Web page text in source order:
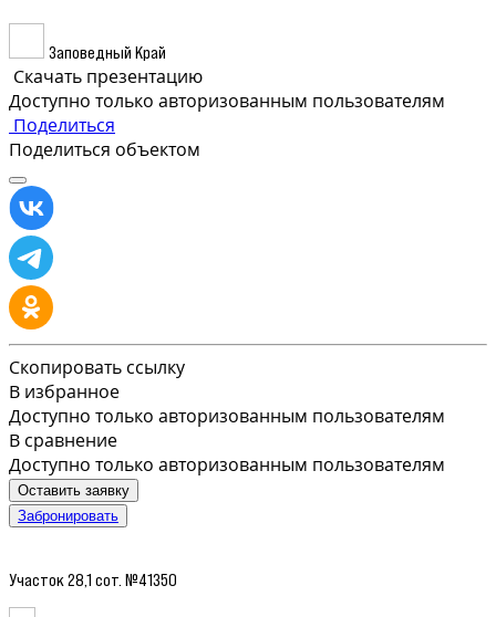
Заповедный Край
Скачать презентацию
Доступно только авторизованным пользователям
Поделиться
Поделиться объектом
Скопировать ссылку
В избранное
Доступно только авторизованным пользователям
В сравнение
Доступно только авторизованным пользователям
Оставить заявку
Забронировать
Участок 28,1 сот. №41350